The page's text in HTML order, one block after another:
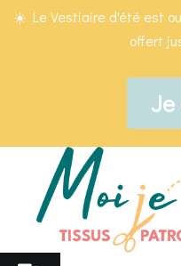
☀️ Le Vestiaire d'été est
offert